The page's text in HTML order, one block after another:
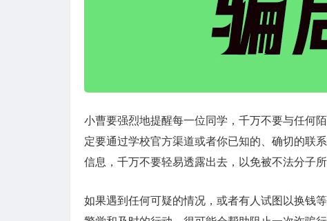
小曹要强烈地提醒每一位同学，千万不要与任何
定要通过学校官方渠道或者你已知的、确切的联
信息，千万不要轻易透露出去，以免被不法分子所
如果遇到任何可疑的情况，或者有人试图以换钱